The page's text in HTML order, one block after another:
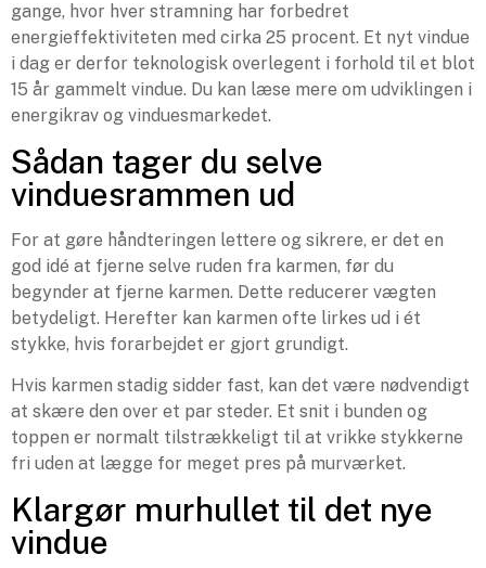
gange, hvor hver stramning har forbedret
energieffektiviteten med cirka 25 procent. Et nyt vindue
i dag er derfor teknologisk overlegent i forhold til et blot
15 år gammelt vindue. Du kan læse mere om udviklingen i
energikrav og vinduesmarkedet.
Sådan tager du selve
vinduesrammen ud
For at gøre håndteringen lettere og sikrere, er det en
god idé at fjerne selve ruden fra karmen, før du
begynder at fjerne karmen. Dette reducerer vægten
betydeligt. Herefter kan karmen ofte lirkes ud i ét
stykke, hvis forarbejdet er gjort grundigt.
Hvis karmen stadig sidder fast, kan det være nødvendigt
at skære den over et par steder. Et snit i bunden og
toppen er normalt tilstrækkeligt til at vrikke stykkerne
fri uden at lægge for meget pres på murværket.
Klargør murhullet til det nye
vindue